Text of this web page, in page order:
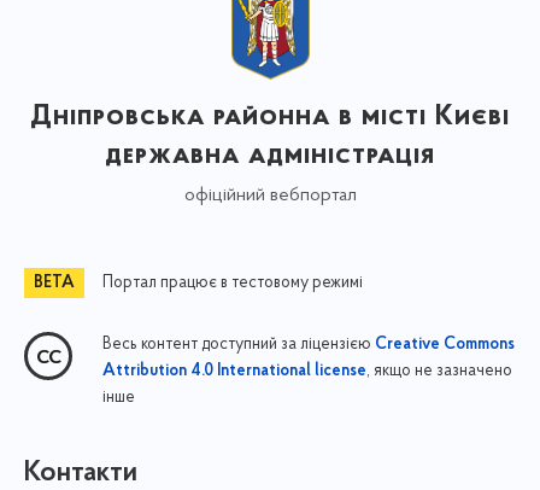
Дніпровська районна в місті Києві
державна адміністрація
офіційний вебпортал
Портал працює в тестовому режимі
Весь контент доступний за ліцензією Creative Commons
Attribution 4.0 International license, якщо не зазначено
інше
Контакти